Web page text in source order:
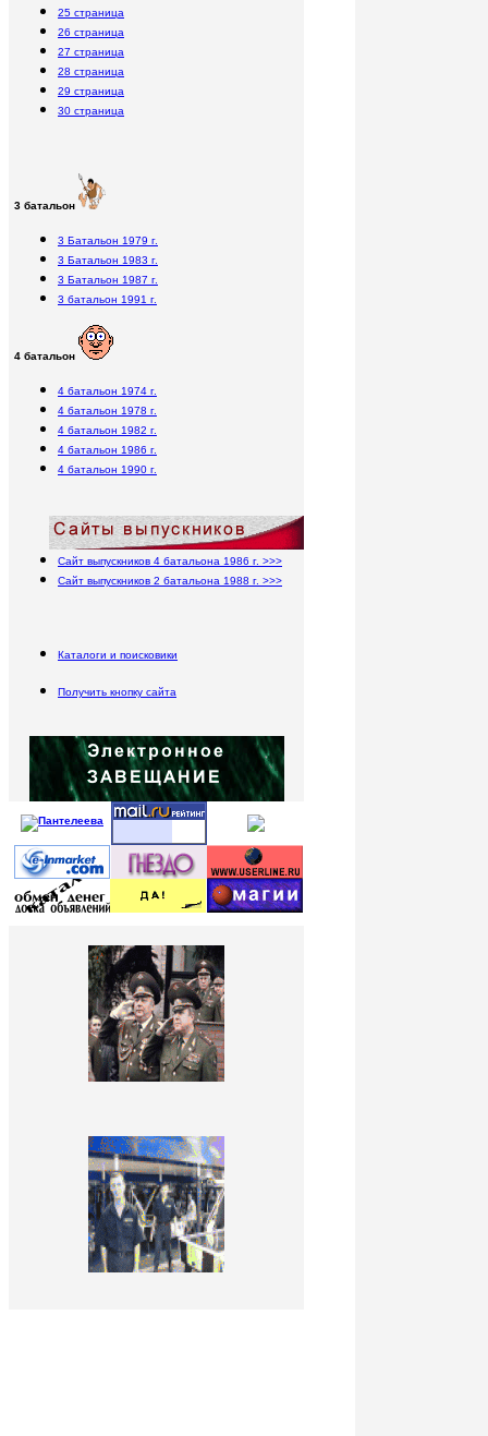
25 страница
26 страница
27 страница
28 страница
29 страница
30 страница
3 батальон
3 Батальон 1979 г.
3 Батальон 1983 г.
3 Батальон 1987 г.
3 батальон 1991 г.
4 батальон
4 батальон 1974 г.
4 батальон 1978 г.
4 батальон 1982 г.
4 батальон 1986 г.
4 батальон 1990 г.
Сайт выпускников 4 батальона 1986 г. >>>
Сайт выпускников 2 батальона 1988 г. >>>
Каталоги и поисковики
Получить кнопку сайта